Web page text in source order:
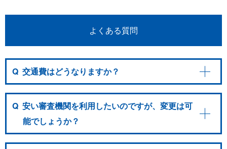
よくある質問
Q 交通費はどうなりますか？
Q 安い審査機関を利用したいのですが、変更は可
能でしょうか？